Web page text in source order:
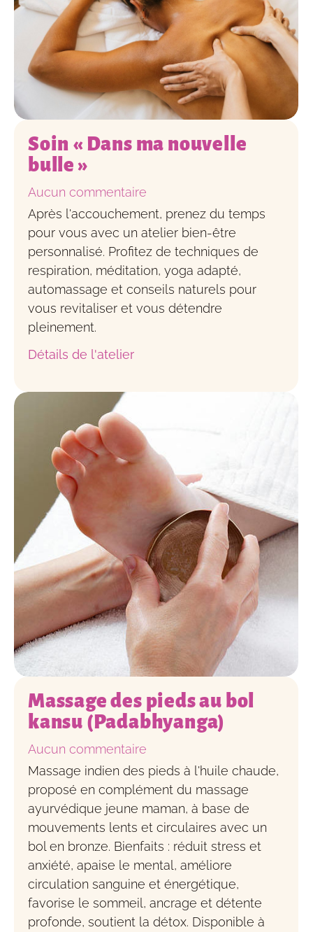
Soin « Dans ma nouvelle
bulle »
Aucun commentaire
Après l'accouchement, prenez du temps
pour vous avec un atelier bien-être
personnalisé. Profitez de techniques de
respiration, méditation, yoga adapté,
automassage et conseils naturels pour
vous revitaliser et vous détendre
pleinement.
Détails de l'atelier
Massage des pieds au bol
kansu (Padabhyanga)
Aucun commentaire
Massage indien des pieds à l'huile chaude,
proposé en complément du massage
ayurvédique jeune maman, à base de
mouvements lents et circulaires avec un
bol en bronze. Bienfaits : réduit stress et
anxiété, apaise le mental, améliore
circulation sanguine et énergétique,
favorise le sommeil, ancrage et détente
profonde, soutient la détox. Disponible à